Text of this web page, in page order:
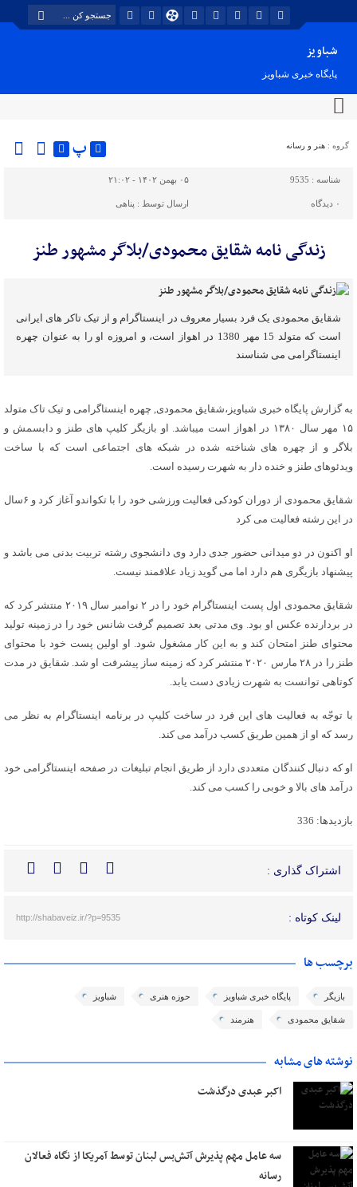
شباویز
پایگاه خبری شباویز
گروه : هنر و رسانه پ
شناسه : 9535 ۰۵ بهمن ۱۴۰۲ - ۲۱:۰۲
۰ دیدگاه ارسال توسط : پناهی
زندگی نامه شقایق محمودی/بلاگر مشهور طنز
شقایق محمودی یک فرد بسیار معروف در اینستاگرام و از تیک تاکر های ایرانی
است که متولد 15 مهر 1380 در اهواز است، و امروزه او را به عنوان چهره
اینستاگرامی می شناسند
به گزارش پایگاه خبری شباویز،شقایق محمودی, چهره اینستاگرامی و تیک تاک متولد
۱۵ مهر سال ۱۳۸۰ در اهواز است میباشد. او بازیگر کلیپ های طنز و دابسمش و
بلاگر و از چهره های شناخته شده در شبکه های اجتماعی است که با ساخت
ویدئوهای طنز و خنده دار به شهرت رسیده است.
شقایق محمودی از دوران کودکی فعالیت ورزشی خود را با تکواندو آغاز کرد و ۶سال
در این رشته فعالیت می کرد
او اکنون در دو میدانی حضور جدی دارد وی دانشجوی رشته تربیت بدنی می باشد و
پیشنهاد بازیگری هم دارد اما می گوید زیاد علاقمند نیست.
شقایق محمودی اول پست اینستاگرام خود را در ۲ نوامبر سال ۲۰۱۹ منتشر کرد که
در بردارنده عکس او بود. وی مدتی بعد تصمیم گرفت شانس خود را در زمینه تولید
محتوای طنز امتحان کند و به این کار مشغول شود. او اولین پست خود با محتوای
طنز را در ۲۸ مارس ۲۰۲۰ منتشر کرد که زمینه ساز پیشرفت او شد. شقایق در مدت
کوتاهی توانست به شهرت زیادی دست یابد.
با توجّه به فعالیت های این فرد در ساخت کلیپ در برنامه اینستاگرام به نظر می
رسد که او از همین طریق کسب درآمد می کند.
او که دنبال کنندگان متعددی دارد از طریق انجام تبلیغات در صفحه اینستاگرامی خود
درآمد های بالا و خوبی را کسب می کند.
بازدیدها: 336
اشتراک گذاری :
لینک کوتاه : http://shabaveiz.ir/?p=9535
برچسب ها
بازیگر پایگاه خبری شباویز حوزه هنری شباویز
شقایق محمودی هنرمند
نوشته های مشابه
اکبر عبدی درگذشت
سه عامل مهم پذیرش آتش‌بس لبنان توسط آمریکا از نگاه فعالان
رسانه